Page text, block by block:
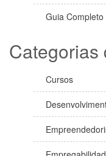
Guia
Categorias
Cursos